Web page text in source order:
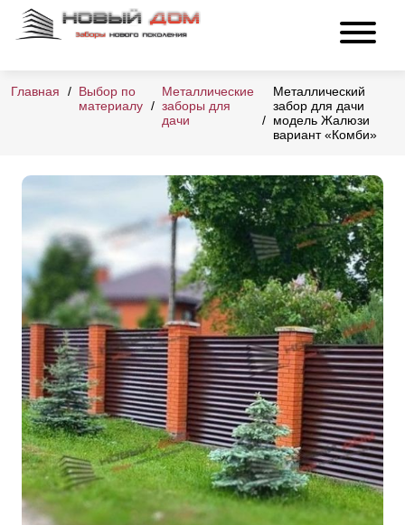
Главная
Выбор по
материалу
Металлические
заборы для
дачи
Металлический
забор для дачи
модель Жалюзи
вариант «Комби»